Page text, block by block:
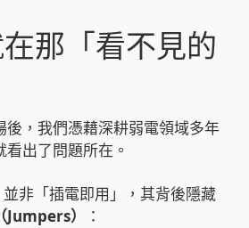
安裝
那「看不見的
後，我們憑藉深耕弱電領域多年
出了問題所在。
並非「插電即用」，其背後隱藏
） ：